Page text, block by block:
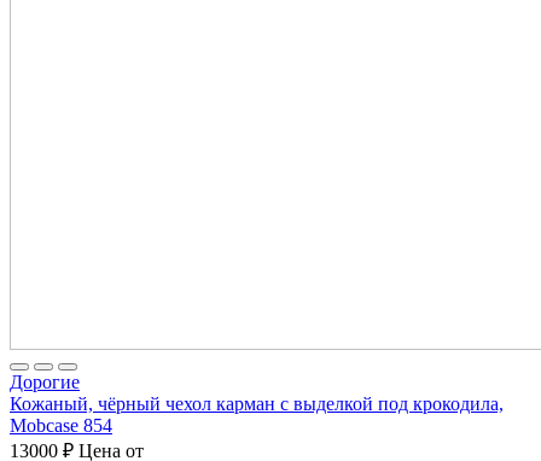
Дорогие
Кожаный, чёрный чехол карман с выделкой под крокодила,
Mobcase 854
13000 ₽ Цена от